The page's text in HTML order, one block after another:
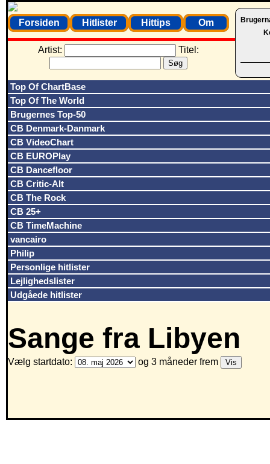
Forsiden Hitlister Hittips Om
Artist: Titel:
Top Of ChartBase
Top Of The World
Brugernes Top-50
CB Denmark-Danmark
CB VideoChart
CB EUROPlay
CB Dancefloor
CB Critic-Alt
CB The Rock
CB 25+
CB TimeMachine
vancairo
Philip
Personlige hitlister
Lejlighedslister
Udgåede hitlister
Sange fra Libyen
Vælg startdato: og 3 måneder frem